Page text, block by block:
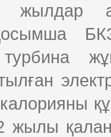
жылдар
жылы